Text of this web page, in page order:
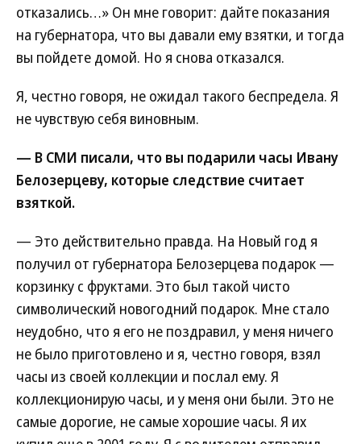
отказались…» Он мне говорит: дайте показания
на губернатора, что вы давали ему взятки, и тогда
вы пойдете домой. Но я снова отказался.
Я, честно говоря, не ожидал такого беспредела. Я
не чувствую себя виновным.
— В СМИ писали, что вы подарили часы Ивану
Белозерцеву, которые следствие считает
взяткой.
— Это действительно правда. На Новый год я
получил от губернатора Белозерцева подарок —
корзинку с фруктами. Это был такой чисто
символический новогодний подарок. Мне стало
неудобно, что я его не поздравил, у меня ничего
не было приготовлено и я, честно говоря, взял
часы из своей коллекции и послал ему. Я
коллекционирую часы, и у меня они были. Это не
самые дорогие, не самые хорошие часы. Я их